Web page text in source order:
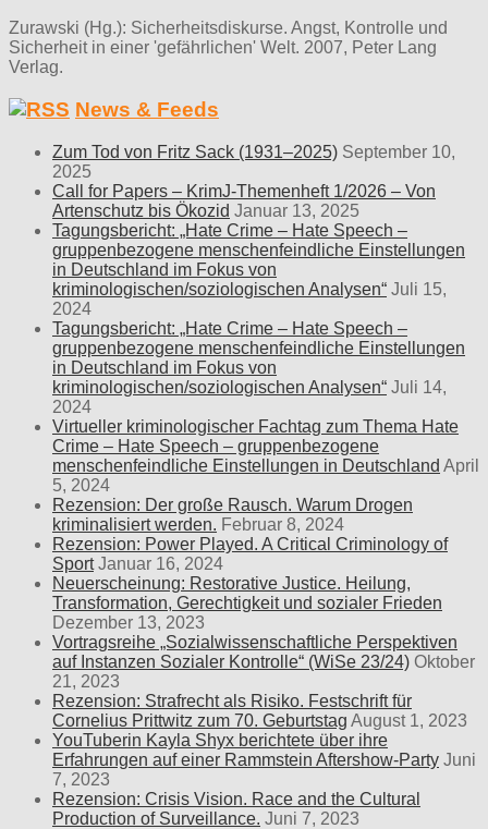
Zurawski (Hg.): Sicherheitsdiskurse. Angst, Kontrolle und
Sicherheit in einer 'gefährlichen' Welt. 2007, Peter Lang
Verlag.
News & Feeds
Zum Tod von Fritz Sack (1931–2025) September 10,
2025
Call for Papers – KrimJ-Themenheft 1/2026 – Von
Artenschutz bis Ökozid Januar 13, 2025
Tagungsbericht: „Hate Crime – Hate Speech –
gruppenbezogene menschenfeindliche Einstellungen
in Deutschland im Fokus von
kriminologischen/soziologischen Analysen“ Juli 15,
2024
Tagungsbericht: „Hate Crime – Hate Speech –
gruppenbezogene menschenfeindliche Einstellungen
in Deutschland im Fokus von
kriminologischen/soziologischen Analysen“ Juli 14,
2024
Virtueller kriminologischer Fachtag zum Thema Hate
Crime – Hate Speech – gruppenbezogene
menschenfeindliche Einstellungen in Deutschland April
5, 2024
Rezension: Der große Rausch. Warum Drogen
kriminalisiert werden. Februar 8, 2024
Rezension: Power Played. A Critical Criminology of
Sport Januar 16, 2024
Neuerscheinung: Restorative Justice. Heilung,
Transformation, Gerechtigkeit und sozialer Frieden
Dezember 13, 2023
Vortragsreihe „Sozialwissenschaftliche Perspektiven
auf Instanzen Sozialer Kontrolle“ (WiSe 23/24) Oktober
21, 2023
Rezension: Strafrecht als Risiko. Festschrift für
Cornelius Prittwitz zum 70. Geburtstag August 1, 2023
YouTuberin Kayla Shyx berichtete über ihre
Erfahrungen auf einer Rammstein Aftershow-Party Juni
7, 2023
Rezension: Crisis Vision. Race and the Cultural
Production of Surveillance. Juni 7, 2023